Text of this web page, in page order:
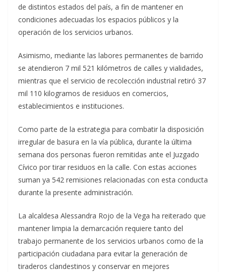
de distintos estados del país, a fin de mantener en
condiciones adecuadas los espacios públicos y la
operación de los servicios urbanos.
Asimismo, mediante las labores permanentes de barrido
se atendieron 7 mil 521 kilómetros de calles y vialidades,
mientras que el servicio de recolección industrial retiró 37
mil 110 kilogramos de residuos en comercios,
establecimientos e instituciones.
Como parte de la estrategia para combatir la disposición
irregular de basura en la vía pública, durante la última
semana dos personas fueron remitidas ante el Juzgado
Cívico por tirar residuos en la calle. Con estas acciones
suman ya 542 remisiones relacionadas con esta conducta
durante la presente administración.
La alcaldesa Alessandra Rojo de la Vega ha reiterado que
mantener limpia la demarcación requiere tanto del
trabajo permanente de los servicios urbanos como de la
participación ciudadana para evitar la generación de
tiraderos clandestinos y conservar en mejores